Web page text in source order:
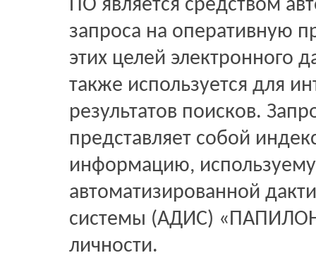
ПО является средством
запроса на оперативную
этих целей электронного
также используется для
результатов поисков.
представляет собой
информацию,
автоматизированной
системы (АДИС)
личности.